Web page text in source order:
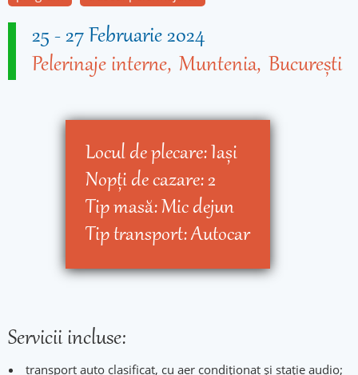
25 -27 Februarie 2024
Pelerinaje interne Muntenia Bucureşti
Locul de plecare:Iaşi
Nopţi de cazare:2
Tip masă:Mic dejun
Tip transport:Autocar
Servicii incluse:
transport auto clasificat, cu aer condiționat și stație audio;